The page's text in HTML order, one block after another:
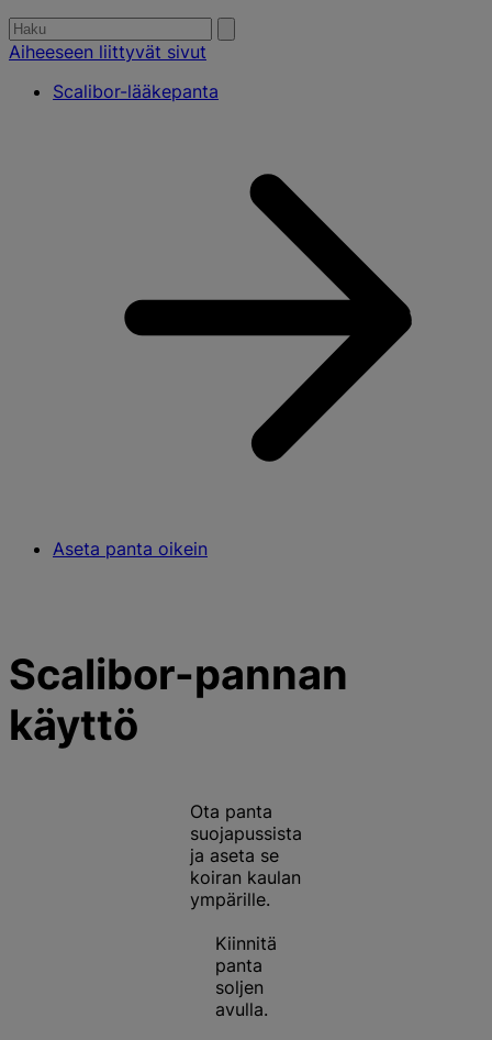
Etsiä:
search
Aiheeseen liittyvät sivut
Scalibor-lääkepanta
Aseta panta oikein
Scalibor-pannan
käyttö
Ota panta
suojapussista
ja aseta se
koiran kaulan
ympärille.
Kiinnitä
panta
soljen
avulla.